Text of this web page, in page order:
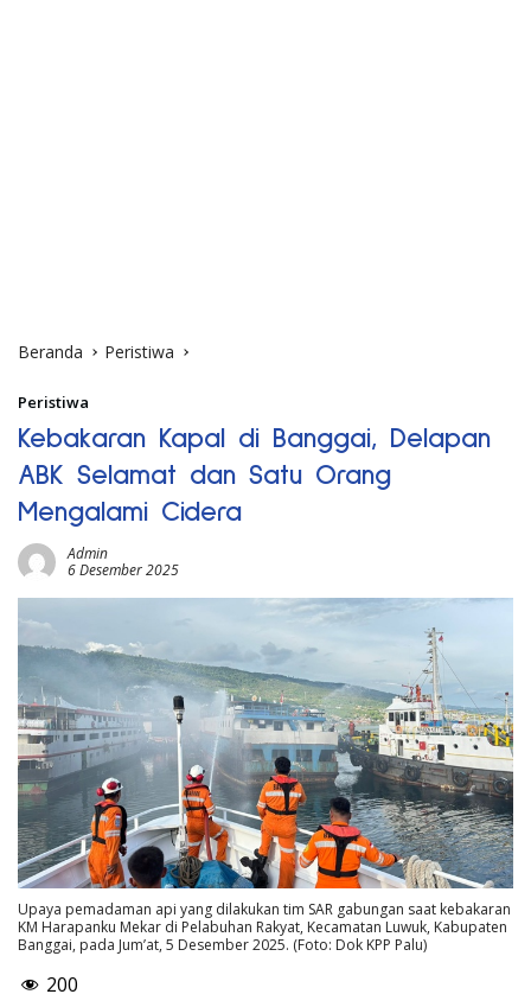
Beranda Peristiwa
Peristiwa
Kebakaran Kapal di Banggai, Delapan
ABK Selamat dan Satu Orang
Mengalami Cidera
Admin
6 Desember 2025
Upaya pemadaman api yang dilakukan tim SAR gabungan saat kebakaran
KM Harapanku Mekar di Pelabuhan Rakyat, Kecamatan Luwuk, Kabupaten
Banggai, pada Jum’at, 5 Desember 2025. (Foto: Dok KPP Palu)
200